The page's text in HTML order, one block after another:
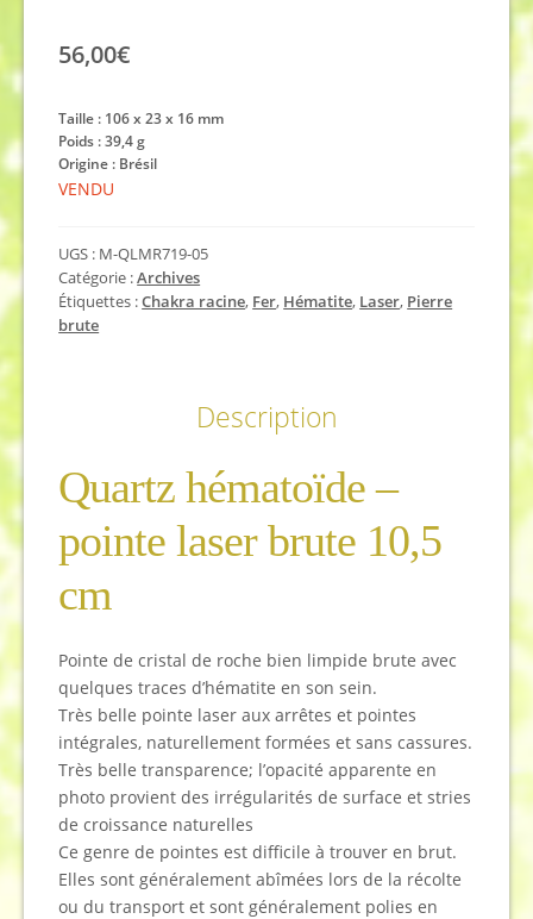
56,00€
Taille : 106 x 23 x 16 mm
Poids : 39,4 g
Origine : Brésil
VENDU
UGS : M-QLMR719-05
Catégorie :Archives
Étiquettes :Chakra racine, Fer, Hématite, Laser, Pierre
brute
Description
Quartz hématoïde –
pointe laser brute 10,5
cm
Pointe de cristal de roche bien limpide brute avec
quelques traces d’hématite en son sein.
Très belle pointe laser aux arrêtes et pointes
intégrales, naturellement formées et sans cassures.
Très belle transparence; l’opacité apparente en
photo provient des irrégularités de surface et stries
de croissance naturelles
Ce genre de pointes est difficile à trouver en brut.
Elles sont généralement abîmées lors de la récolte
ou du transport et sont généralement polies en